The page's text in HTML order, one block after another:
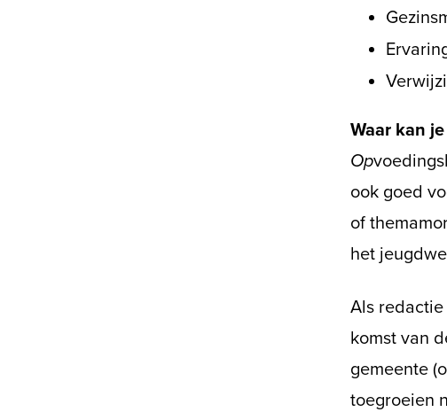
Waar kan
Op
ook goed
of
het
Als
komst van
gemeente
toegroeien